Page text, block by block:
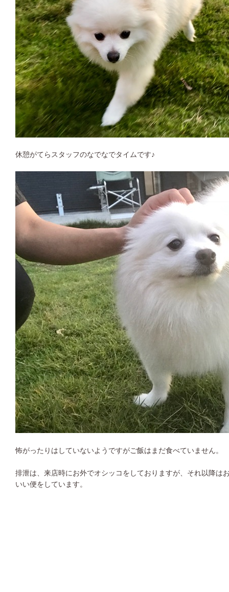
休憩がてらスタッフのなでなでタイムです♪
怖がったりはしていないようですがご飯はまだ食べていません。
排泄は、来店時にお外でオシッコをしておりますが、それ以降は
いい便をしています。